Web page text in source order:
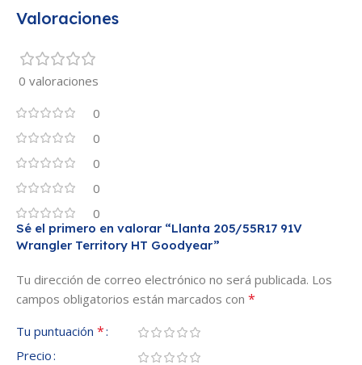
Valoraciones
0 valoraciones
0
0
0
0
0
Sé el primero en valorar “Llanta 205/55R17 91V
Wrangler Territory HT Goodyear”
Tu dirección de correo electrónico no será publicada. Los
campos obligatorios están marcados con *
Tu puntuación *
Precio